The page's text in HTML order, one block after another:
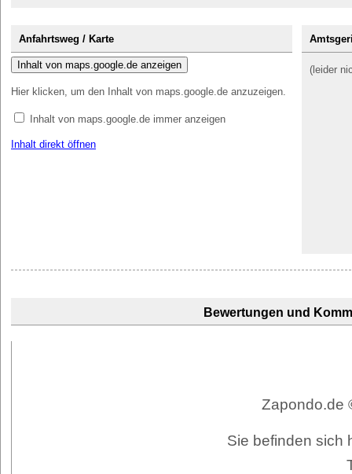
Anfahrtsweg / Karte
Inhalt von maps.google.de anzeigen
Hier klicken, um den Inhalt von maps.google.de anzuzeigen.
Inhalt von maps.google.de immer anzeigen
Inhalt direkt öffnen
(leider
Bewertungen und
Zapondo.de
Sie befinden sich